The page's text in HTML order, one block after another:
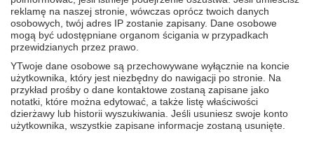
reklamę na naszej stronie, wówczas oprócz twoich danych
osobowych, twój adres IP zostanie zapisany. Dane osobowe
mogą być udostępniane organom ścigania w przypadkach
przewidzianych przez prawo.
YTwoje dane osobowe są przechowywane wyłącznie na koncie
użytkownika, który jest niezbędny do nawigacji po stronie. Na
przykład prośby o dane kontaktowe zostaną zapisane jako
notatki, które można edytować, a także listę właściwości
dzierżawy lub historii wyszukiwania. Jeśli usuniesz swoje konto
użytkownika, wszystkie zapisane informacje zostaną usunięte.